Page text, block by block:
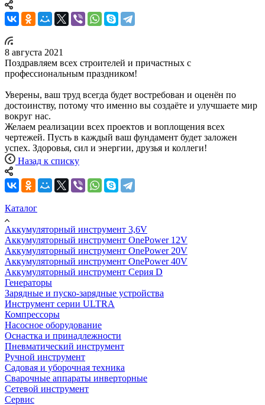
8 августа 2021
Поздравляем всех строителей и причастных с
профессиональным праздником!
Уверены, ваш труд всегда будет востребован и оценён по
достоинству, потому что именно вы создаёте и улучшаете мир
вокруг нас.
Желаем реализации всех проектов и воплощения всех
чертежей. Пусть в каждый ваш фундамент будет заложен
успех. Здоровья, сил и энергии, друзья и коллеги!
Назад к списку
Каталог
Аккумуляторный инструмент 3,6V
Аккумуляторный инструмент OnePower 12V
Аккумуляторный инструмент OnePower 20V
Аккумуляторный инструмент OnePower 40V
Аккумуляторный инструмент Серия D
Генераторы
Зарядные и пуско-зарядные устройства
Инструмент серии ULTRA
Компрессоры
Насосное оборудование
Оснастка и принадлежности
Пневматический инструмент
Ручной инструмент
Садовая и уборочная техника
Сварочные аппараты инверторные
Сетевой инструмент
Сервис